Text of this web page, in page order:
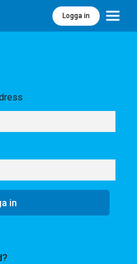
Logga in Meny